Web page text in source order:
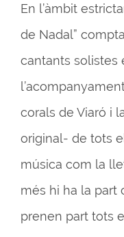
En l’àmbit
de Nadal”
cantants solistes
corals de Viaró i
original- de tots
música com la
més hi ha la part
prenen part tots